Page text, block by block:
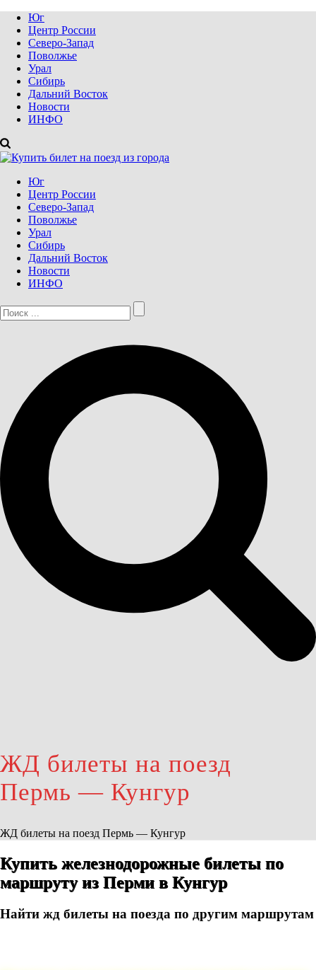
Юг
Центр России
Северо-Запад
Поволжье
Урал
Сибирь
Дальний Восток
Новости
ИНФО
Юг
Центр России
Северо-Запад
Поволжье
Урал
Сибирь
Дальний Восток
Новости
ИНФО
ЖД билеты на поезд
Пермь — Кунгур
ЖД билеты на поезд Пермь — Кунгур
Купить железнодорожные билеты по
маршруту из Перми в Кунгур
Найти жд билеты на поезда по другим маршрутам